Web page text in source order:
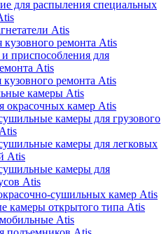
для распыления специальных
Atis
кузовного ремонта Atis
приспособления для
Atis
кузовного ремонта Atis
камеры Atis
окрасочных камер Atis
камеры для грузового
камеры для легковых
Atis
камеры для
Atis
сушильных камер Atis
камеры открытого типа Atis
Atis